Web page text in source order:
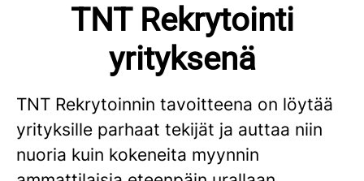
TNT Rekrytointi
yrityksenä
TNT Rekrytoinnin tavoitteena on löytää
yrityksille parhaat tekijät ja auttaa niin
nuoria kuin kokeneita myynnin